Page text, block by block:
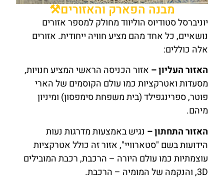
מבנה הפארק והאזורים⚒️
יוניברסל סטודיוס הוליווד מחולק למספר אזורים
נושאיים, כל אחד מהם מציע חוויה ייחודית. אזורים
אלה כוללים:
האזור העליון – אזור הכניסה הראשי המציע חנויות,
מסעדות ואטרקציות כמו עולם הקוסמים של הארי
פוטר, ספרינגפילד (בית משפחת סימפסון) ומיניון
מיהם.
האזור התחתון – נגיש באמצעות מדרגות נעות
הידועות בשם "סטארוויי", אזור זה כולל אטרקציות
עוצמתיות כמו עולם היורה – הרכבת, רכבת המובילים
3D, והנקמה של המומיה – הרכבת.